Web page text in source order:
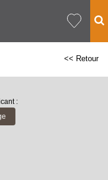
<< Retour
: